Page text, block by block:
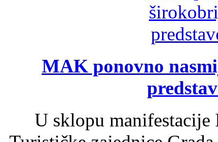
MAK ponovno
U sklopu